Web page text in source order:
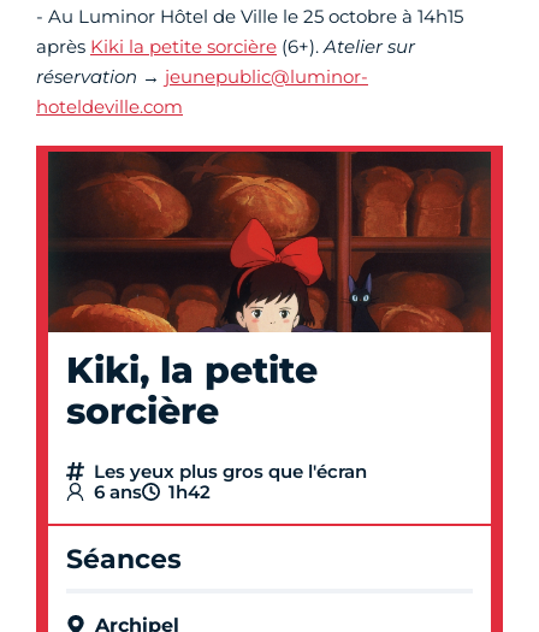
- Au Luminor Hôtel de Ville le 25 octobre à 14h15
après Kiki la petite sorcière (6+).Atelier sur
réservation → jeunepublic@luminor-
hoteldeville.com